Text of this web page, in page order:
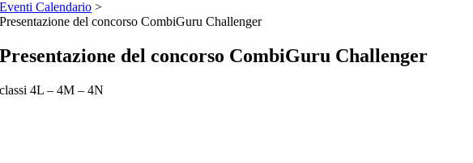
Eventi Calendario >
Presentazione del concorso CombiGuru Challenger
Presentazione del concorso CombiGuru Challenger
classi 4L – 4M – 4N